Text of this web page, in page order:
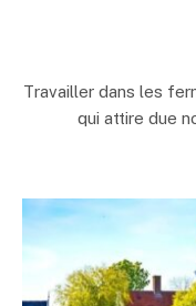
Travailler dans les
qui attire due